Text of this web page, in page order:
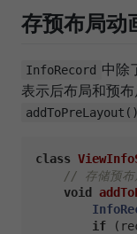
存预布局动
InfoRecord 中除
表示后布局和预
addToPreLayout()
class
// 存储预布
void
if